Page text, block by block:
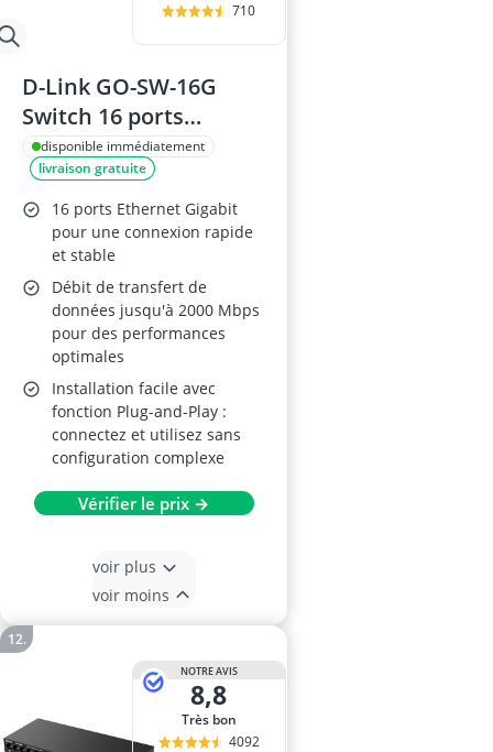
710
D-Link GO-SW-16G
Switch 16 ports
Gigabit
disponible immédiatement
livraison gratuite
16 ports Ethernet Gigabit
pour une connexion rapide
et stable
Débit de transfert de
données jusqu'à 2000 Mbps
pour des performances
optimales
Installation facile avec
fonction Plug-and-Play :
connectez et utilisez sans
configuration complexe
Vérifier le prix →
voir plus
voir moins
NOTRE AVIS
8,8
Très bon
4092